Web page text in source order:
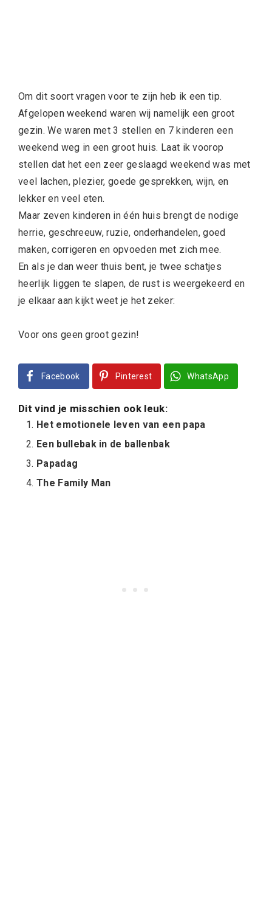
Om dit soort vragen voor te zijn heb ik een tip.
Afgelopen weekend waren wij namelijk een groot
gezin. We waren met 3 stellen en 7 kinderen een
weekend weg in een groot huis. Laat ik voorop
stellen dat het een zeer geslaagd weekend was met
veel lachen, plezier, goede gesprekken, wijn, en
lekker en veel eten.
Maar zeven kinderen in één huis brengt de nodige
herrie, geschreeuw, ruzie, onderhandelen, goed
maken, corrigeren en opvoeden met zich mee.
En als je dan weer thuis bent, je twee schatjes
heerlijk liggen te slapen, de rust is weergekeerd en
je elkaar aan kijkt weet je het zeker:
Voor ons geen groot gezin!
Facebook Pinterest WhatsApp
Dit vind je misschien ook leuk:
Het emotionele leven van een papa
Een bullebak in de ballenbak
Papadag
The Family Man